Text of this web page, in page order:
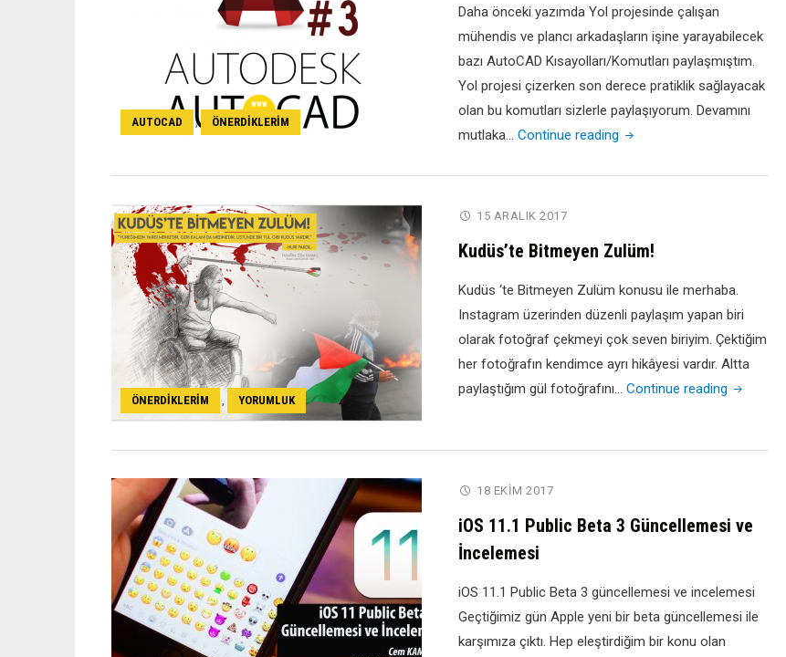
AUTOCAD , ÖNERDIKLERIM
Daha önceki yazımda Yol projesinde çalışan
mühendis ve plancı arkadaşların işine yarayabilecek
bazı AutoCAD Kısayolları/Komutları paylaşmıştım.
Yol projesi çizerken son derece pratiklik sağlayacak
olan bu komutları sizlerle paylaşıyorum. Devamını
mutlaka… Continue reading "AutoCAD
ÖNERDIKLERIM , YORUMLUK
15 ARALIK 2017
Kudüs’te Bitmeyen Zulüm!
Kudüs ‘te Bitmeyen Zulüm konusu ile merhaba.
Instagram üzerinden düzenli paylaşım yapan biri
olarak fotoğraf çekmeyi çok seven biriyim. Çektiğim
her fotoğrafın kendimce ayrı hikâyesi vardır. Altta
paylaştığım gül fotoğrafını… Continue reading "Kudüs’te
18 EKIM 2017
iOS 11.1 Public Beta 3 Güncellemesi ve
İncelemesi
iOS 11.1 Public Beta 3 güncellemesi ve incelemesi
Geçtiğimiz gün Apple yeni bir beta güncellemesi ile
karşımıza çıktı. Hep eleştirdiğim bir konu olan